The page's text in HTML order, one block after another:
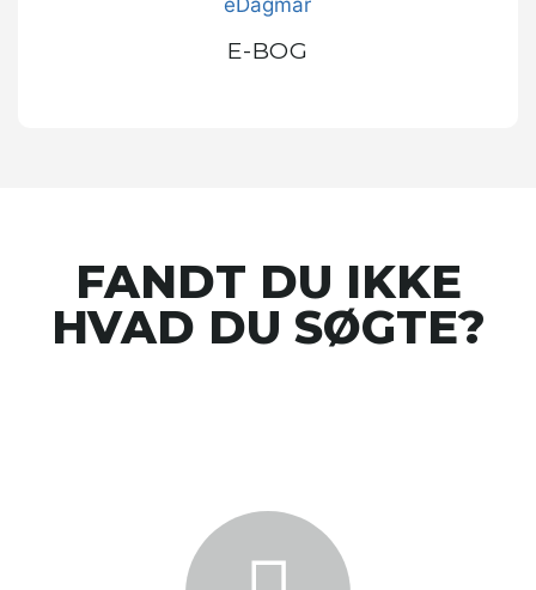
E-BOG
FANDT DU IKKE
HVAD DU SØGTE?